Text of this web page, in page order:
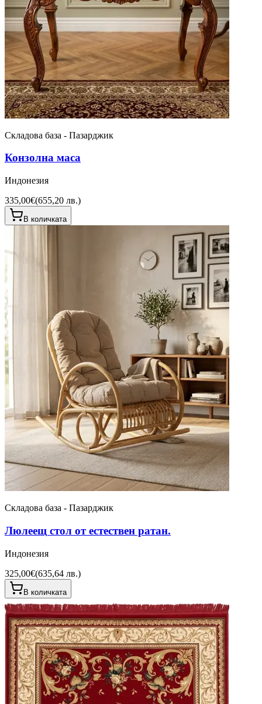
Складова база - Пазарджик
Конзолна маса
Индонезия
335,00€(655,20 лв.)
В количката
Складова база - Пазарджик
Люлеещ стол от естествен ратан.
Индонезия
325,00€(635,64 лв.)
В количката